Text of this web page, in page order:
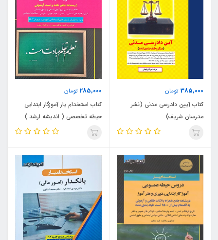
385,000 تومان
کتاب آیین دادرسی مدنی (نشر
مدرسان شریف)
285,000 تومان
کتاب استخدام یار آموزگار ابتدایی
حیطه تخصصی ( اندیشه ارشد )